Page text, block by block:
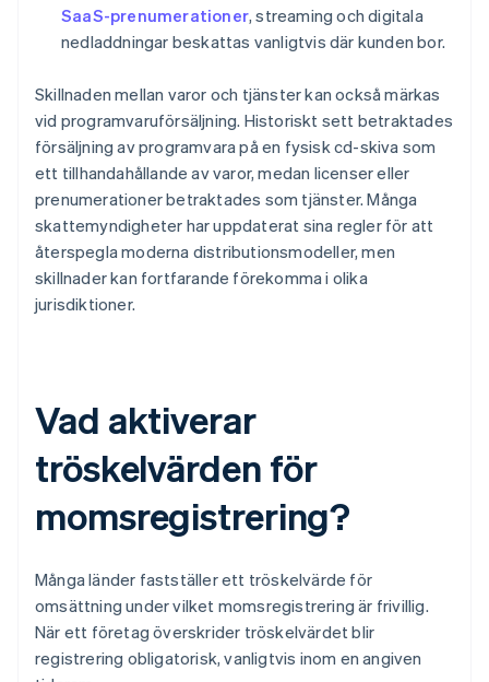
SaaS-prenumerationer, streaming och digitala
nedladdningar beskattas vanligtvis där kunden bor.
Skillnaden mellan varor och tjänster kan också märkas
vid programvaruförsäljning. Historiskt sett betraktades
försäljning av programvara på en fysisk cd-skiva som
ett tillhandahållande av varor, medan licenser eller
prenumerationer betraktades som tjänster. Många
skattemyndigheter har uppdaterat sina regler för att
återspegla moderna distributionsmodeller, men
skillnader kan fortfarande förekomma i olika
jurisdiktioner.
Vad aktiverar
tröskelvärden för
momsregistrering?
Många länder fastställer ett tröskelvärde för
omsättning under vilket momsregistrering är frivillig.
När ett företag överskrider tröskelvärdet blir
registrering obligatorisk, vanligtvis inom en angiven